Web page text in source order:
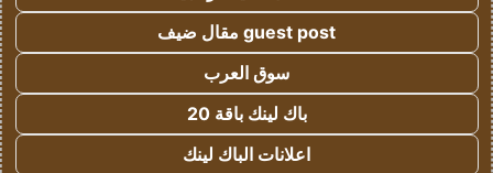
guest post مقال ضيف
سوق العرب
باك لينك باقة 20
اعلانات الباك لينك